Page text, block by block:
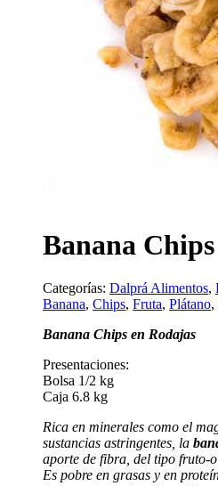
Banana
Categorías: Dalprá Alimentos,
Banana, Chips, Fruta, Plátano,
Banana Chips en Rodajas
Presentaciones:
Bolsa 1/2 kg
Caja 6.8 kg
Rica en minerales como el
sustancias astringentes, la
aporte de fibra, del tipo fruto-
Es pobre en grasas y en